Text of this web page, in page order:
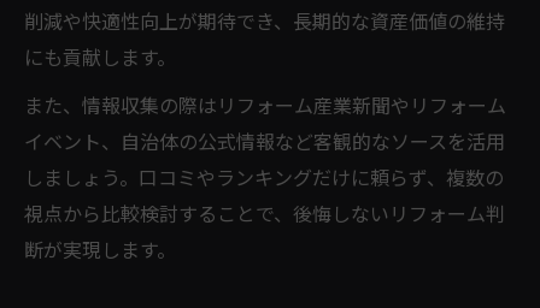
削減や快適性向上が期待でき、長期的な資産価値の維持
にも貢献します。
また、情報収集の際はリフォーム産業新聞やリフォーム
イベント、自治体の公式情報など客観的なソースを活用
しましょう。口コミやランキングだけに頼らず、複数の
視点から比較検討することで、後悔しないリフォーム判
断が実現します。